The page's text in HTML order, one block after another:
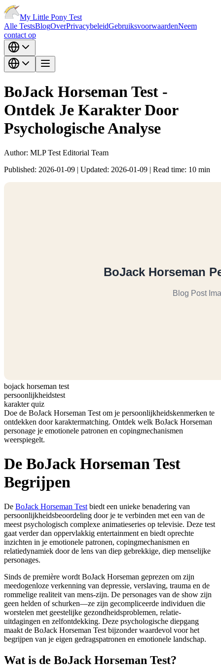
My Little Pony Test
Alle TestsBlogOverPrivacybeleidGebruiksvoorwaardenNeem
contact op
BoJack Horseman Test -
Ontdek Je Karakter Door
Psychologische Analyse
Author: MLP Test Editorial Team
Published: 2026-01-09 | Updated: 2026-01-09 | Read time: 10 min
bojack horseman test
persoonlijkheidstest
karakter quiz
Doe de BoJack Horseman Test om je persoonlijkheidskenmerken te
ontdekken door karaktermatching. Ontdek welk BoJack Horseman
personage je emotionele patronen en copingmechanismen
weerspiegelt.
De BoJack Horseman Test
Begrijpen
De BoJack Horseman Test biedt een unieke benadering van
persoonlijkheidsbeoordeling door je te verbinden met een van de
meest psychologisch complexe animatieseries op televisie. Deze test
gaat verder dan oppervlakkig entertainment en biedt oprechte
inzichten in je emotionele patronen, copingmechanismen en
relatiedynamiek door de lens van diep gebrekkige, diep menselijke
personages.
Sinds de première wordt BoJack Horseman geprezen om zijn
meedogenloze verkenning van depressie, verslaving, trauma en de
rommelige realiteit van mens-zijn. De personages van de show zijn
geen helden of schurken—ze zijn gecompliceerde individuen die
worstelen met geestelijke gezondheidsproblemen, relatie-
uitdagingen en zelfontdekking. Deze psychologische diepgang
maakt de BoJack Horseman Test bijzonder waardevol voor het
begrijpen van je eigen gedragspatronen en emotionele landschap.
Wat is de BoJack Horseman Test?